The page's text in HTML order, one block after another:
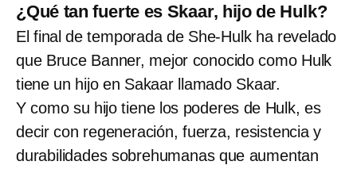
¿Qué tan fuerte es Skaar, hijo de Hulk?
El final de temporada de She-Hulk ha revelado
que Bruce Banner, mejor conocido como Hulk
tiene un hijo en Sakaar llamado Skaar.
Y como su hijo tiene los poderes de Hulk, es
decir con regeneración, fuerza, resistencia y
durabilidades sobrehumanas que aumentan